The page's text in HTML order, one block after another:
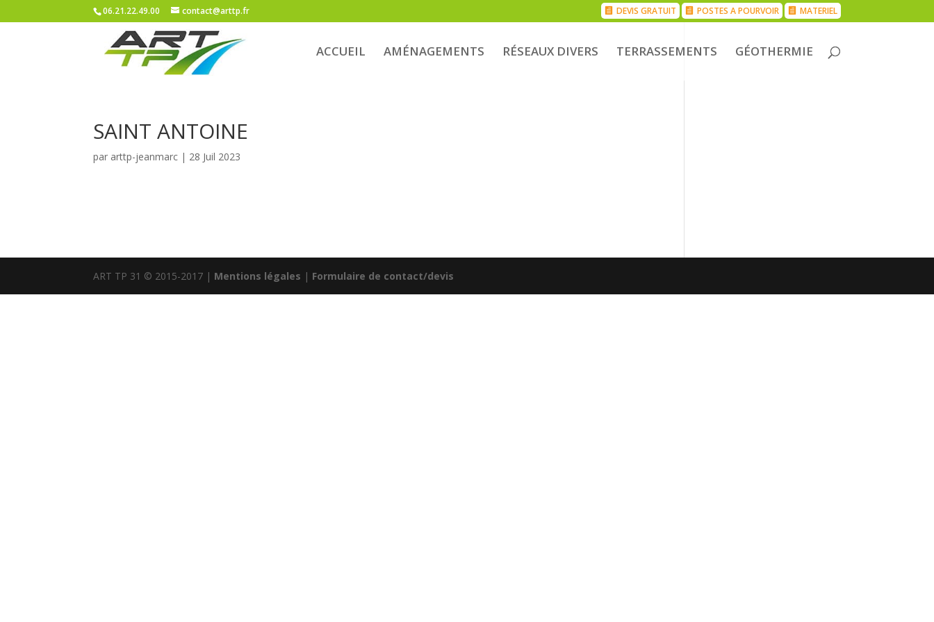
06.21.22.49.00 contact@arttp.fr DEVIS GRATUIT POSTES A POURVOIR MATERIEL
ACCUEIL AMÉNAGEMENTS RÉSEAUX DIVERS TERRASSEMENTS GÉOTHERMIE
SAINT ANTOINE
par arttp-jeanmarc | 28 Juil 2023
ART TP 31 © 2015-2017 | Mentions légales | Formulaire de contact/devis